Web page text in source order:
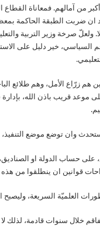
من آمالهم. فمعاناة
ان ضربت الطبقة الحاكمة
ولعلّ صرخة وزير التربية
السياسي، خير دليل على
هم زرّاع الأمل، وهم طلائع
موعد قريب باذن الله، بإدارة
وان توضع موضع التنفيذ،
على حساب الدولة او
قوانين ان ينطلقوا من هذه
العلميّة السريعة،
خلال سنوات قادمة، لذلك